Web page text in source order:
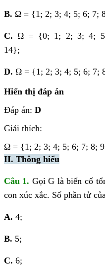
B. Ω = {1; 2; 3; 4; 5; 6; 7;
C. Ω = {0; 1; 2; 3; 4;
14};
D. Ω = {1; 2; 3; 4; 5; 6; 7;
Hiển thị đáp án
Đáp án: D
Giải thích:
Ω = {1; 2; 3; 4; 5; 6; 7; 8;
II. Thông hiểu
Câu 1. Gọi G là biến cố
con xúc xắc. Số phần tử
A. 4;
B. 5;
C. 6;